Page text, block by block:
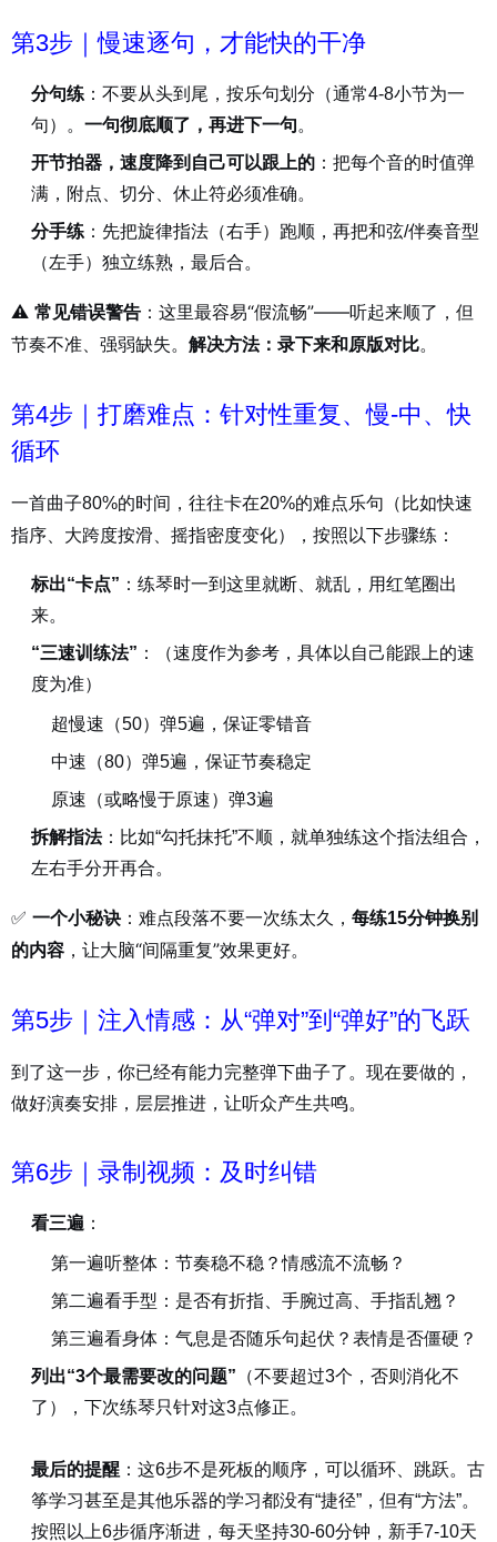
第3步｜慢速逐句，才能快的干净
分句练 ：不要从头到尾，按乐句划分（通常4-8小节为一
句）。 一句彻底顺了，再进下一句。
开节拍器，速度降到自己可以跟上的 ：把每个音的时值弹
满，附点、切分、休止符必须准确。
分手练 ：先把旋律指法（右手）跑顺，再把和弦/伴奏音型
（左手）独立练熟，最后合。
⚠️ 常见错误警告 ：这里最容易“假流畅”——听起来顺了，但
节奏不准、强弱缺失。 解决方法：录下来和原版对比。
第4步｜打磨难点：针对性重复、慢-中、快
循环
一首曲子80%的时间，往往卡在20%的难点乐句（比如快速
指序、大跨度按滑、摇指密度变化），按照以下步骤练：
标出“卡点” ：练琴时一到这里就断、就乱，用红笔圈出
来。
“三速训练法” ：（速度作为参考，具体以自己能跟上的速
度为准）
超慢速（50）弹5遍，保证零错音
中速（80）弹5遍，保证节奏稳定
原速（或略慢于原速）弹3遍
拆解指法：比如“勾托抹托”不顺，就单独练这个指法组合，
左右手分开再合。
✅ 一个小秘诀 ：难点段落不要一次练太久， 每练15分钟换别
的内容 ，让大脑“间隔重复”效果更好。
第5步｜注入情感：从“弹对”到“弹好”的飞跃
到了这一步，你已经有能力完整弹下曲子了。现在要做的，
做好演奏安排，层层推进，让听众产生共鸣。
第6步｜录制视频：及时纠错
看三遍 ：
第一遍听整体：节奏稳不稳？情感流不流畅？
第二遍看手型：是否有折指、手腕过高、手指乱翘？
第三遍看身体：气息是否随乐句起伏？表情是否僵硬？
列出“3个最需要改的问题” （不要超过3个，否则消化不
了），下次练琴只针对这3点修正。
最后的提醒 ：这6步不是死板的顺序，可以循环、跳跃。古
筝学习甚至是其他乐器的学习都没有“捷径”，但有“方法”。
按照以上6步循序渐进，每天坚持30-60分钟，新手7-10天